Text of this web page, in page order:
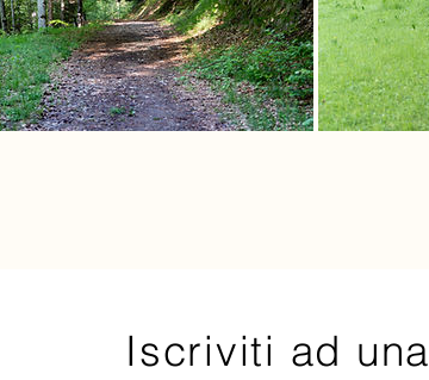
Iscriviti ad una